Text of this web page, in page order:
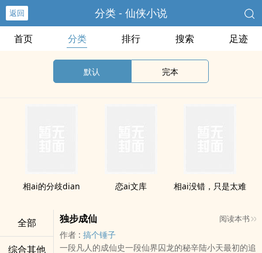
返回 分类 - 仙侠小说
首页 分类 排行 搜索 足迹
默认 完本
相ai的分歧dian 恋ai文库 相ai没错，只是太难
全部
综合其他
独步成仙 阅读本书
作者 : 搞个锤子
一段凡人的成仙史一段仙界囚龙的秘辛陆小天最初的追